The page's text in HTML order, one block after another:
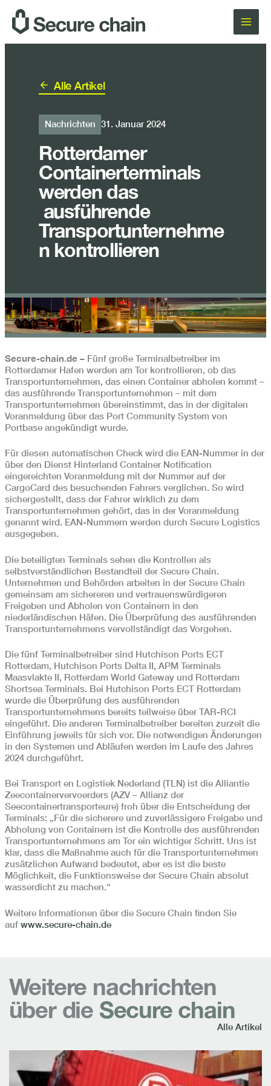
Inhalt
springen
Alle Artikel
Nachrichten 31. Januar 2024
Rotterdamer
Containerterminals
werden das
ausführende
Transportunternehme
n kontrollieren
Secure-chain.de –Fünf große Terminalbetreiber im
Rotterdamer Hafen werden am Tor kontrollieren, ob das
Transportunternehmen, das einen Container abholen kommt –
das ausführende Transportunternehmen – mit dem
Transportunternehmen übereinstimmt, das in der digitalen
Voranmeldung über das Port Community System von
Portbase angekündigt wurde.
Für diesen automatischen Check wird die EAN-Nummer in der
über den Dienst Hinterland Container Notification
eingereichten Voranmeldung mit der Nummer auf der
CargoCard des besuchenden Fahrers verglichen. So wird
sichergestellt, dass der Fahrer wirklich zu dem
Transportunternehmen gehört, das in der Voranmeldung
genannt wird. EAN-Nummern werden durch Secure Logistics
ausgegeben.
Die beteiligten Terminals sehen die Kontrollen als
selbstverständlichen Bestandteil der Secure Chain.
Unternehmen und Behörden arbeiten in der Secure Chain
gemeinsam am sichereren und vertrauenswürdigeren
Freigeben und Abholen von Containern in den
niederländischen Häfen. Die Überprüfung des ausführenden
Transportunternehmens vervollständigt das Vorgehen.
Die fünf Terminalbetreiber sind Hutchison Ports ECT
Rotterdam, Hutchison Ports Delta II, APM Terminals
Maasvlakte II, Rotterdam World Gateway und Rotterdam
Shortsea Terminals. Bei Hutchison Ports ECT Rotterdam
wurde die Überprüfung des ausführenden
Transportunternehmens bereits teilweise über TAR-RCI
eingeführt. Die anderen Terminalbetreiber bereiten zurzeit die
Einführung jeweils für sich vor. Die notwendigen Änderungen
in den Systemen und Abläufen werden im Laufe des Jahres
2024 durchgeführt.
Bei Transport en Logistiek Nederland (TLN) ist die Alliantie
Zeecontainervervoerders (AZV – Allianz der
Seecontainertransporteure) froh über die Entscheidung der
Terminals: „Für die sicherere und zuverlässigere Freigabe und
Abholung von Containern ist die Kontrolle des ausführenden
Transportunternehmens am Tor ein wichtiger Schritt. Uns ist
klar, dass die Maßnahme auch für die Transportunternehmen
zusätzlichen Aufwand bedeutet, aber es ist die beste
Möglichkeit, die Funktionsweise der Secure Chain absolut
wasserdicht zu machen.“
Weitere Informationen über die Secure Chain finden Sie
auf www.secure-chain.de
Weitere nachrichten
über die Secure chain
Alle Artikel